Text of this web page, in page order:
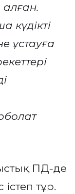
алған.
күдікті
ұстауға
ПД-де
тұр.